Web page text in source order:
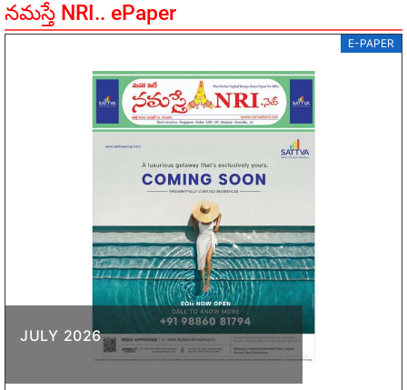
నమస్తే NRI.. ePaper
E-PAPER
JULY 2026